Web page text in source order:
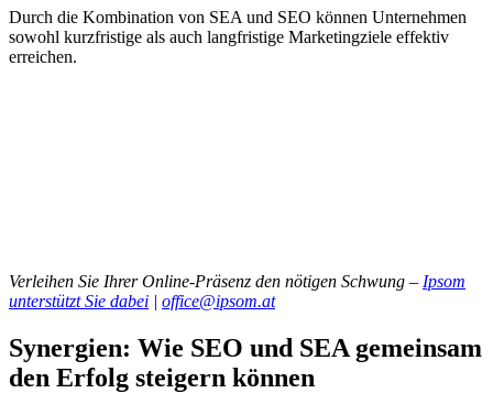
Durch die Kombination von SEA und SEO können Unternehmen
sowohl kurzfristige als auch langfristige Marketingziele effektiv
erreichen.
Verleihen Sie Ihrer Online-Präsenz den nötigen Schwung – Ipsom
unterstützt Sie dabei | office@ipsom.at
Synergien: Wie SEO und SEA gemeinsam
den Erfolg steigern können